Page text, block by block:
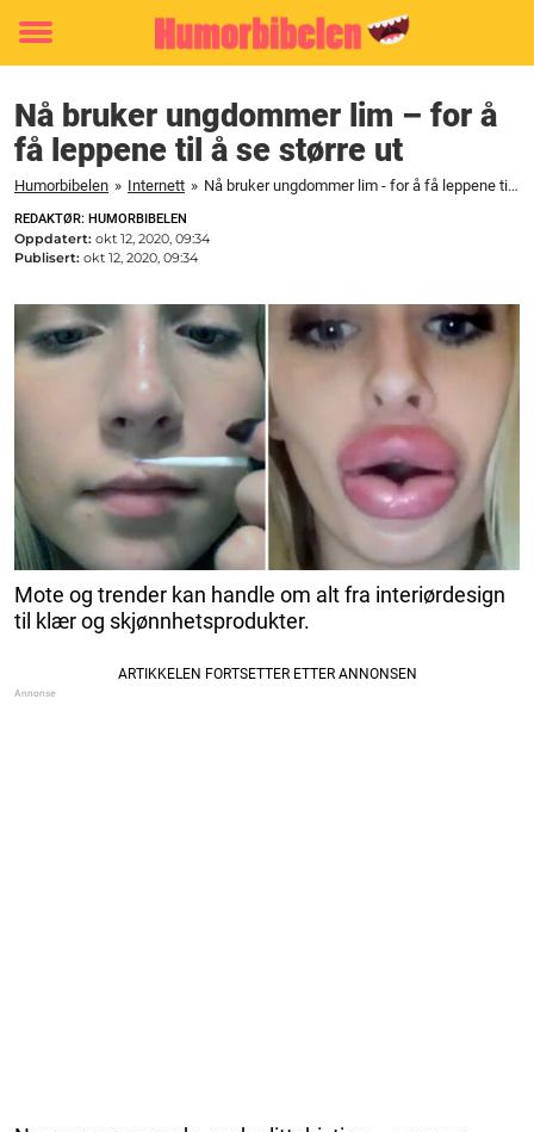
Toggle
Nå bruker ungdommer lim – for å
få leppene til å se større ut
Humorbibelen » Internett » Nå bruker ungdommer lim - for å få leppene til å se større ut
REDAKTØR: HUMORBIBELEN
Oppdatert: okt 12, 2020, 09:34
Publisert: okt 12, 2020, 09:34
Mote og trender kan handle om alt fra interiørdesign
til klær og skjønnhetsprodukter.